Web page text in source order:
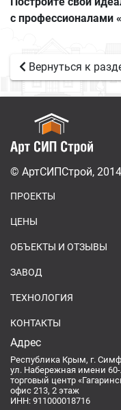
с профессионалами
Вернуться к
© АртСИПСтрой,
ПРОЕКТЫ
ЦЕНЫ
ОБЪЕКТЫ И ОТЗЫВЫ
ЗАВОД
ТЕХНОЛОГИЯ
КОНТАКТЫ
Адрес
Республика Крым, г.
ул. Набережная имени
торговый центр
офис 213, 2 этаж
ИНН: 911000018716